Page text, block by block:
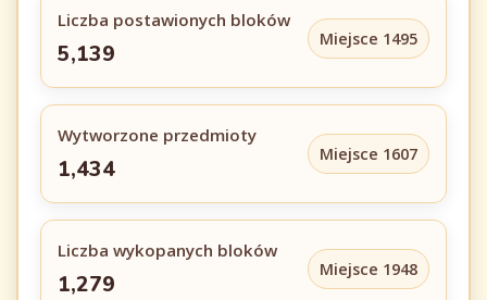
Liczba postawionych bloków
5,139
Miejsce 1495
Wytworzone przedmioty
1,434
Miejsce 1607
Liczba wykopanych bloków
1,279
Miejsce 1948